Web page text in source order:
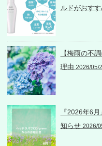
ルドがおすす
【梅雨の不
理由 2026/05/
『2026年6
知らせ 2026/